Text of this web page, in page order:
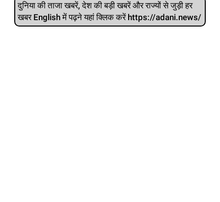
दुनिया की ताजा खबरें, देश की बड़ी खबरें और राज्‍यों से जुड़ी हर
खबर English में पढ़ने यहां क्लिक करें https://adani.news/